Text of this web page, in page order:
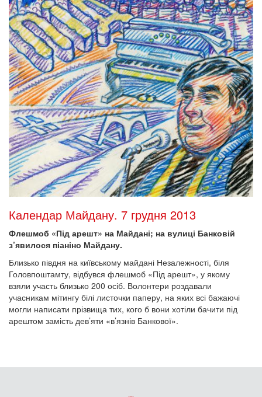
Календар Майдану. 7 грудня 2013
Флешмоб «Під арешт» на Майдані; на вулиці Банковій
з’явилося піаніно Майдану.
Близько півдня на київському майдані Незалежності, біля
Головпоштамту, відбувся флешмоб «Під арешт», у якому
взяли участь близько 200 осіб. Волонтери роздавали
учасникам мітингу білі листочки паперу, на яких всі бажаючі
могли написати прізвища тих, кого б вони хотіли бачити під
арештом замість дев’яти «в’язнів Банкової».